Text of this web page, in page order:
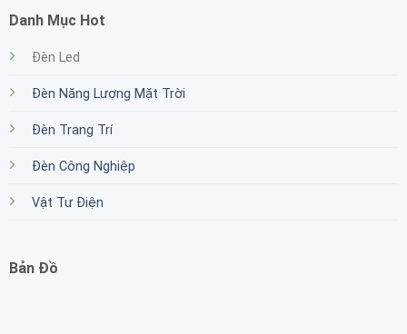
Danh Mục Hot
Đèn Led
Đèn Năng Lượng Mặt Trời
Đèn Trang Trí
Đèn Công Nghiệp
Vật Tư Điện
Bản Đồ